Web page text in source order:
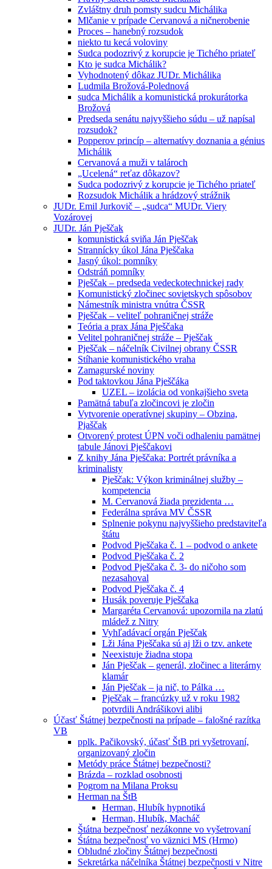
Zvláštny druh pomsty sudcu Michálika
Mlčanie v prípade Cervanová a ničnerobenie
Proces – hanebný rozsudok
niekto tu kecá voloviny
Sudca podozrivý z korupcie je Tichého priateľ
Kto je sudca Michálik?
Vyhodnotený dôkaz JUDr. Michálika
Ludmila Brožová-Polednová
sudca Michálik a komunistická prokurátorka
Brožová
Predseda senátu najvyššieho súdu – už napísal
rozsudok?
Popperov princíp – alternatívy doznania a génius
Michálik
Cervanová a muži v talároch
„Ucelená“ reťaz dôkazov?
Sudca podozrivý z korupcie je Tichého priateľ
Rozsudok Michálik a hrádzový strážnik
JUDr. Emil Jurkovič – „sudca“ MUDr. Viery
Vozárovej
JUDr. Ján Pješčak
komunistická sviňa Ján Pješčak
Strannícky úkol Jána Pješčaka
Jasný úkol: pomníky
Odstráň pomníky
Pješčak – predseda vedeckotechnickej rady
Komunistický zločinec sovietskych spôsobov
Námestník ministra vnútra ČSSR
Pješčak – veliteľ pohraničnej stráže
Teória a prax Jána Pješčaka
Velitel pohraničnej stráže – Pješčak
Pješčak – náčelník Civilnej obrany ČSSR
Stíhanie komunistického vraha
Zamagurské noviny
Pod taktovkou Jána Pješčáka
UZEL – izolácia od vonkajšieho sveta
Pamätná tabuľa zločincovi je zločin
Vytvorenie operatívnej skupiny – Obzina,
Pjaščak
Otvorený protest ÚPN voči odhaleniu pamätnej
tabule Jánovi Pješčakovi
Z knihy Jána Pješčaka: Portrét právníka a
kriminalisty
Pješčak: Výkon kriminálnej služby –
kompetencia
M. Cervanová žiada prezidenta …
Federálna správa MV ČSSR
Splnenie pokynu najvyššieho predstaviteľa
štátu
Podvod Pješčaka č. 1 – podvod o ankete
Podvod Pješčaka č. 2
Podvod Pješčaka č. 3- do ničoho som
nezasahoval
Podvod Pješčaka č. 4
Husák poveruje Pješčaka
Margaréta Cervanová: upozornila na zlatú
mládež z Nitry
Vyhľadávací orgán Pješčak
Lži Jána Pješčaka sú aj lži o tzv. ankete
Neexistuje žiadna stopa
Ján Pješčak – generál, zločinec a literárny
klamár
Ján Pješčak – ja nič, to Pálka …
Pješčak – francúzky už v roku 1982
potvrdili Andrášikovi alibi
Účasť Štátnej bezpečnosti na prípade – falošné razítka
VB
pplk. Pačikovský, účasť ŠtB pri vyšetrovaní,
organizovaný zločin
Metódy práce Štátnej bezpečnosti?
Brázda – rozklad osobnosti
Pogrom na Milana Proksu
Herman na ŠtB
Herman, Hlubík hypnotiká
Herman, Hlubík, Macháč
Štátna bezpečnosť nezákonne vo vyšetrovaní
Śtátna bezpečnosť vo väznici MS (Hrmo)
Obludné zločiny Štátnej bezpečnosti
Sekretárka náčelníka Štátnej bezpečnosti v Nitre